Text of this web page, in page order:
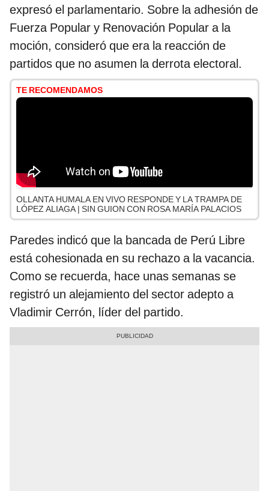
expresó el parlamentario. Sobre la adhesión de
Fuerza Popular y Renovación Popular a la
moción, consideró que era la reacción de
partidos que no asumen la derrota electoral.
TE RECOMENDAMOS
OLLANTA HUMALA EN VIVO RESPONDE Y LA TRAMPA DE
LÓPEZ ALIAGA | SIN GUION CON ROSA MARÍA PALACIOS
Paredes indicó que la bancada de Perú Libre
está cohesionada en su rechazo a la vacancia.
Como se recuerda, hace unas semanas se
registró un alejamiento del sector adepto a
Vladimir Cerrón, líder del partido.